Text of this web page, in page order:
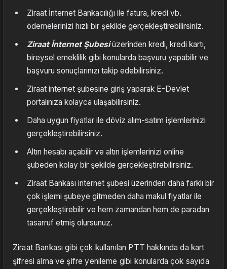
Ziraat İnternet Bankacılığı ile fatura, kredi vb.
ödemelerinizi hızlı bir şekilde gerçekleştirebilirsiniz.
Ziraat İnternet Şubesiüzerinden kredi, kredi kartı,
bireysel emeklilik gibi konularda başvuru yapabilir ve
başvuru sonuçlarınızı takip edebilirsiniz.
Ziraat internet şubesine giriş yaparak E-Devlet
portalınıza kolayca ulaşabilirsiniz.
Daha uygun fiyatlar ile döviz alım-satım işlemlerinizi
gerçekleştirebilirsiniz.
Altın hesabı açabilir ve altın işlemlerinizi online
şubeden kolay bir şekilde gerçekleştirebilirsiniz.
Ziraat Bankası internet şubesi üzerinden daha farklı bir
çok işlemi şubeye gitmeden daha makul fiyatlar ile
gerçekleştirebilir ve hem zamandan hem de paradan
tasarruf etmiş olursunuz.
Ziraat Bankası gibi çok kullanılan PTT hakkında da kart
şifresi alma ve şifre yenileme gibi konularda çok sayıda